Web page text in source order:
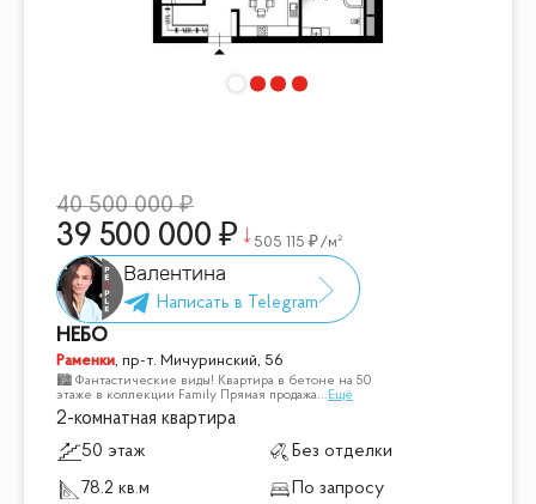
40 500 000
39 500 000 505 115 /м²
Валентина
НЕБО
Раменки,пр-т. Мичуринский, 56
🏙 Фантастические виды! Квартира в бетоне на 50
этаже в коллекции Family Прямая продажа... Ещё
2-комнатная квартира
50 этаж
Без отделки
78.2 кв.м
По запросу